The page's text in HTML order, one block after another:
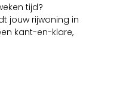
tijd?
jouw rijwoning in
kant-en-klare,